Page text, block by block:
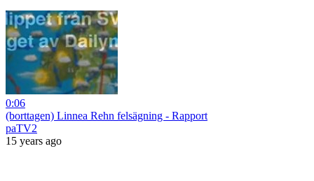
0:06
(borttagen) Linnea Rehn felsägning - Rapport
paTV2
15 years ago